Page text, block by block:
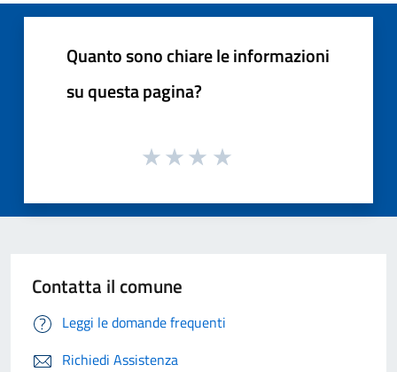
Quanto sono chiare le informazioni
su questa pagina?
Contatta il comune
Leggi le domande frequenti
Richiedi Assistenza